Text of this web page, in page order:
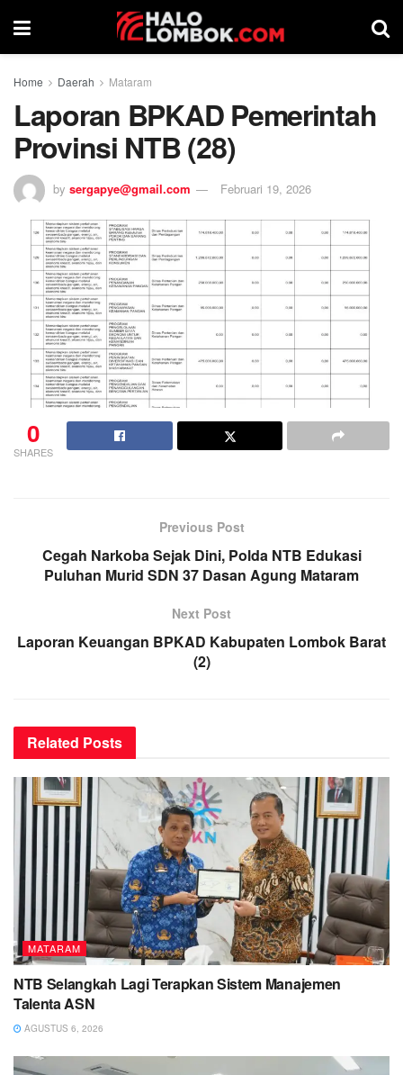
Home Daerah Mataram
Laporan BPKAD Pemerintah
Provinsi NTB (28)
by sergapye@gmail.com Februari 19, 2026
0
SHARES
Previous Post
Cegah Narkoba Sejak Dini, Polda NTB Edukasi
Puluhan Murid SDN 37 Dasan Agung Mataram
Next Post
Laporan Keuangan BPKAD Kabupaten Lombok Barat
(2)
Related Posts
MATARAM
NTB Selangkah Lagi Terapkan Sistem Manajemen
Talenta ASN
AGUSTUS 6, 2026